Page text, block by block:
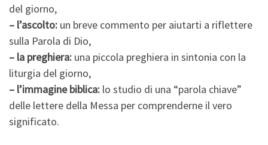
del giorno,
– l’ascolto: un breve commento per aiutarti a riflettere
sulla Parola di Dio,
– la preghiera: una piccola preghiera in sintonia con la
liturgia del giorno,
– l’immagine biblica: lo studio di una “parola chiave”
delle lettere della Messa per comprenderne il vero
significato.